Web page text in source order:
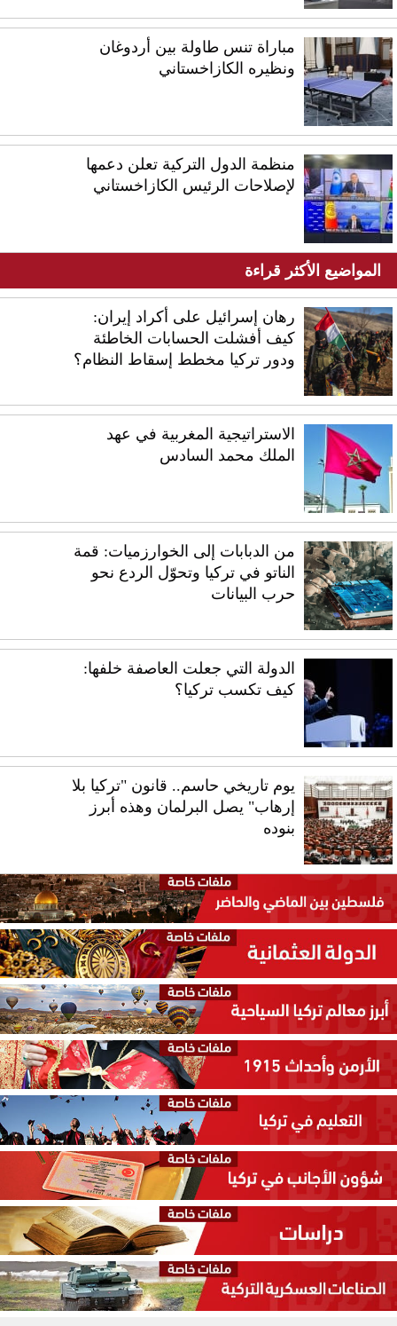
مباراة تنس طاولة بين أردوغان
ونظيره الكازاخستاني
منظمة الدول التركية تعلن دعمها
لإصلاحات الرئيس الكازاخستاني
المواضيع الأكثر قراءة
رهان إسرائيل على أكراد إيران:
كيف أفشلت الحسابات الخاطئة
ودور تركيا مخطط إسقاط النظام؟
الاستراتيجية المغربية في عهد
الملك محمد السادس
من الدبابات إلى الخوارزميات: قمة
الناتو في تركيا وتحوّل الردع نحو
حرب البيانات
الدولة التي جعلت العاصفة خلفها:
كيف تكسب تركيا؟
يوم تاريخي حاسم.. قانون "تركيا بلا
إرهاب" يصل البرلمان وهذه أبرز
بنوده